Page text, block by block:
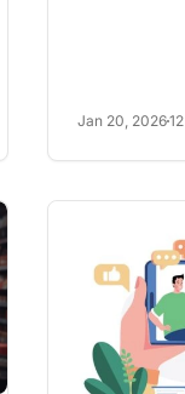
Jan 20, 2026